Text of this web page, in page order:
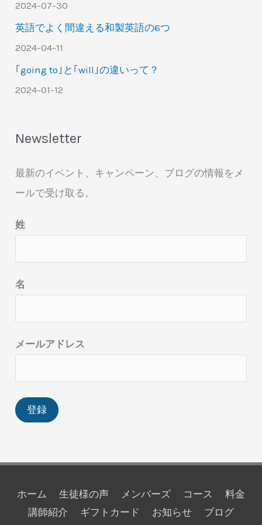
2024-07-30
英語でよく間違える和製英語の6つ
2024-04-11
｢going to｣と｢will｣の違いって？
2024-01-12
Newsletter
最新のイベント、キャンペーン、ブログの情報をメ
ールで受け取る。
姓
名
メールアドレス
ホーム 生徒様の声 メンバーズ コース
料金
講師紹介
ギフトカード お知らせ ブログ